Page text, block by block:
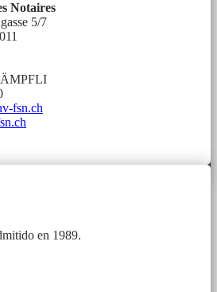
Notaires
5/7
fsn.ch
en 1989.